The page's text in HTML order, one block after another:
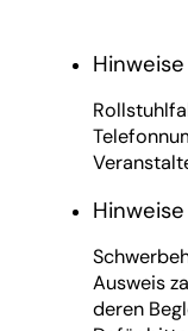
Ausweis
deren